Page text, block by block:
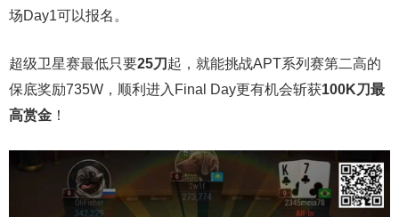
场Day1可以报名。
超级卫星赛最低只要25刀 起，就能挑战APT系列赛第二高的
保底奖励735W，顺利进入Final Day更有机会斩获100K刀最
高赏金 ！